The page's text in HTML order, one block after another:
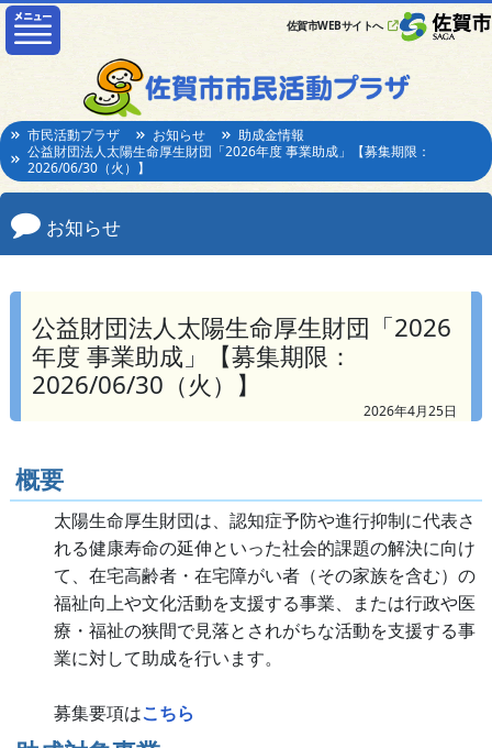
佐賀市WEBサイトへ
市民活動プラザ お知らせ
助成金情報
公益財団法人太陽生命厚生財団「2026年度 事業助成」【募集期限：
2026/06/30（火）】
お知らせ
公益財団法人太陽生命厚生財団「2026
年度 事業助成」【募集期限：
2026/06/30（火）】
2026年4月25日
概要
太陽生命厚生財団は、認知症予防や進行抑制に代表さ
れる健康寿命の延伸といった社会的課題の解決に向け
て、在宅高齢者・在宅障がい者（その家族を含む）の
福祉向上や文化活動を支援する事業、または行政や医
療・福祉の狭間で見落とされがちな活動を支援する事
業に対して助成を行います。
募集要項はこちら